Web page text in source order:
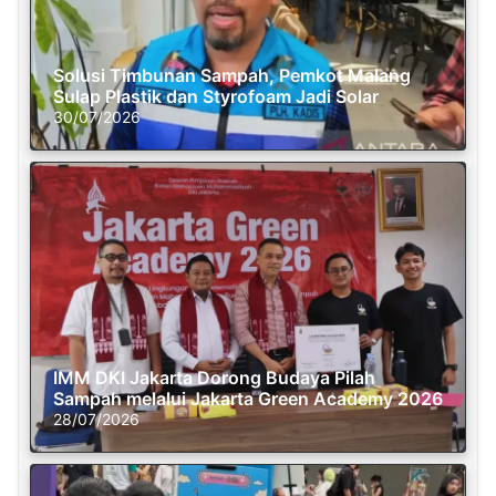
Solusi Timbunan Sampah, Pemkot Malang
Sulap Plastik dan Styrofoam Jadi Solar
30/07/2026
IMM DKI Jakarta Dorong Budaya Pilah
Sampah melalui Jakarta Green Academy 2026
28/07/2026